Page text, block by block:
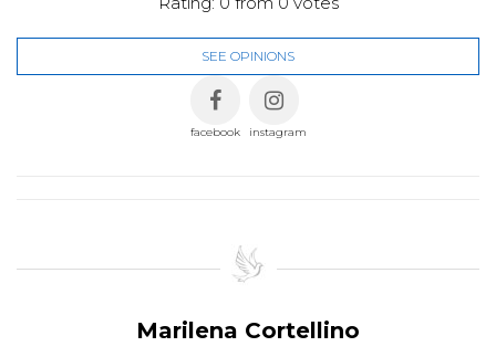
SEE OPINIONS
facebook instagram
Marilena Cortellino